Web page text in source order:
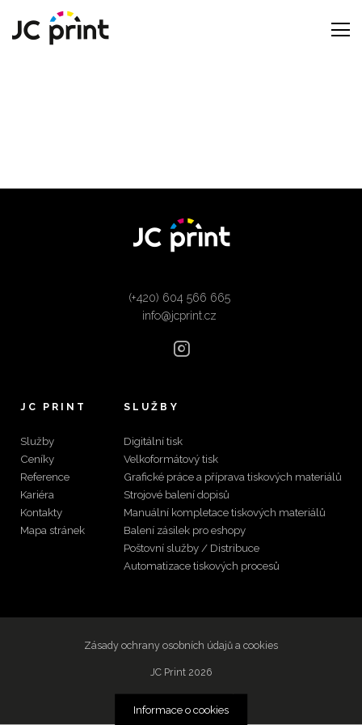
(+420) 604 566 665
info@jcprint.cz
JC PRINT
Služby
Ceníky
Reference
Kariéra
Kontakty
Mapa stránek
SLUŽBY
Digitální tisk
Velkoformátový tisk
Grafické práce a příprava tiskových materiálů
Strojové balení dopisů
Manuální kompletace tiskových materiálů
Balení zásilek pro eshopy
Poštovní služby / Distribuce
Automatizace tiskových procesů
Zásady ochrany osobních údajů a cookies
JC Print 2026